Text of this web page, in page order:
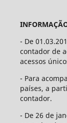
- De
contador de
acessos
- Para
países, a
contador.
- De 26 de